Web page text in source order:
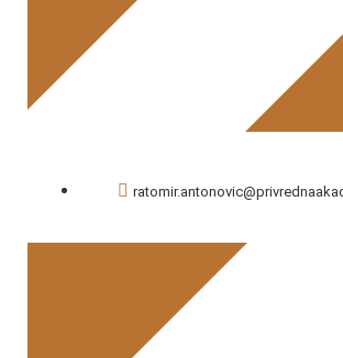
Ratomir Antonović